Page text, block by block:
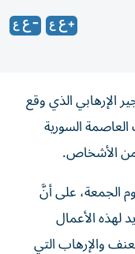
الإرهابي الذي وقع
السورية
الأشخاص.
الجمعة، على أنَّ
لهذه الأعمال
والإرهاب التي